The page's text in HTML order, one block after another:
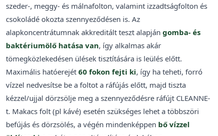
szeder-, meggy- és málnafolton, valamint izzadtságfolton és
csokoládé okozta szennyeződésen is. Az
alapkoncentrátumnak akkreditált teszt alapján gomba- és
baktériumölő hatása van, így alkalmas akár
tömegközlekedésen ülések tisztítására is leülés előtt.
Maximális hatóerejét 60 fokon fejti ki, így ha teheti, forró
vízzel nedvesítse be a foltot a ráfújás előtt, majd tiszta
kézzel/ujjal dörzsölje meg a szennyeződésre ráfújt CLEANNE-
t. Makacs folt (pl kávé) esetén szükséges lehet a többszöri
befújás és dörzsölés, a végén mindenképpen bő vízzel